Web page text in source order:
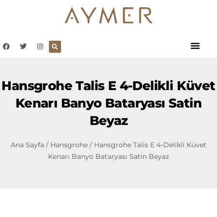
Hansgrohe Talis E 4-Delikli Küvet
Kenarı Banyo Bataryası Satin
Beyaz
Ana Sayfa / Hansgrohe / Hansgrohe Talis E 4-Delikli Küvet
Kenarı Banyo Bataryası Satin Beyaz